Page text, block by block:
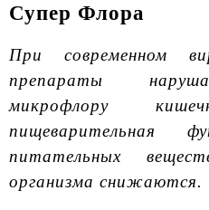
Супер Флора
При современном
препараты
микрофлору
пищеварительная
питательных
организма снижаются.